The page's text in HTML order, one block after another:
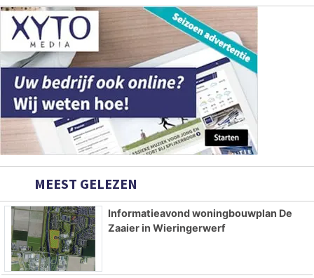
MEEST GELEZEN
Informatieavond woningbouwplan De
Zaaier in Wieringerwerf